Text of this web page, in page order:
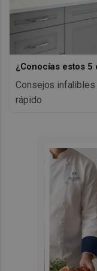
¿Conocías estos 5
Consejos infalibles
rápido